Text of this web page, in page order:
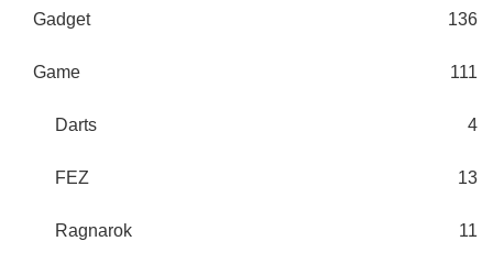
Gadget 136
Game 111
Darts 4
FEZ 13
Ragnarok 11